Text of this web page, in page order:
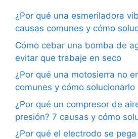
¿Por qué una esmeriladora
causas comunes y cómo
Cómo cebar una bomba de
evitar que trabaje en seco
¿Por qué una motosierra no
comunes y cómo solucionarlo
¿Por qué un compresor de
presión? 7 causas y cómo
¿Por qué el electrodo se